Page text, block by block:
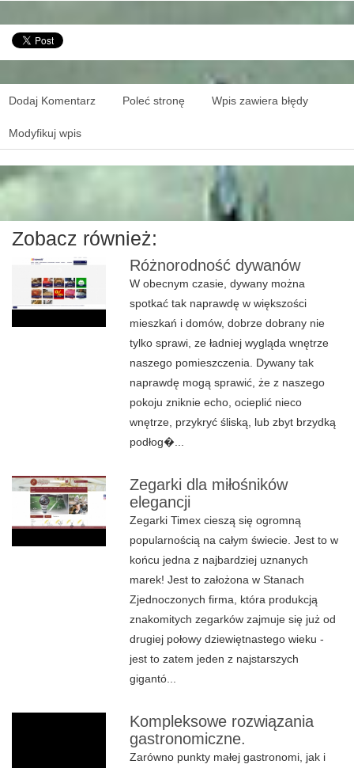
Dodaj Komentarz Poleć stronę Wpis zawiera błędy
Modyfikuj wpis
Zobacz również:
Różnorodność dywanów
W obecnym czasie, dywany można
spotkać tak naprawdę w większości
mieszkań i domów, dobrze dobrany nie
tylko sprawi, ze ładniej wygląda wnętrze
naszego pomieszczenia. Dywany tak
naprawdę mogą sprawić, że z naszego
pokoju zniknie echo, ocieplić nieco
wnętrze, przykryć śliską, lub zbyt brzydką
podłog�...
Zegarki dla miłośników
elegancji
Zegarki Timex cieszą się ogromną
popularnością na całym świecie. Jest to w
końcu jedna z najbardziej uznanych
marek! Jest to założona w Stanach
Zjednoczonych firma, która produkcją
znakomitych zegarków zajmuje się już od
drugiej połowy dziewiętnastego wieku -
jest to zatem jeden z najstarszych
gigantó...
Kompleksowe rozwiązania
gastronomiczne.
Zarówno punkty małej gastronomi, jak i